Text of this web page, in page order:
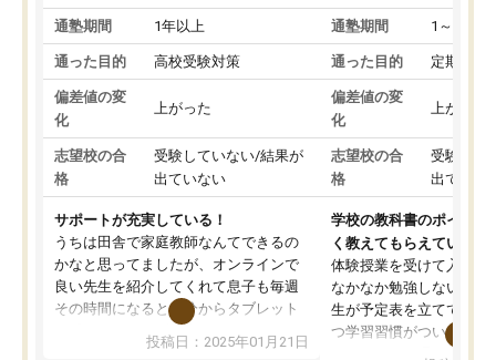
通塾期間 1年以上
通った目的 高校受験対策
偏差値の変
化
上がった
志望校の合
格
受験していない/結果が
出ていない
サポートが充実している！
うちは田舎で家庭教師なんてできるの
かなと思ってましたが、オンラインで
良い先生を紹介してくれて息子も毎週
その時間になると自分からタブレット
を開いてzoomを繋げるようになりまし
た！5科目なんでもOKなのもとても気
投稿日：2025年01月21日
通塾期間 1～3ヵ月
通った目的 定期テス
偏差値の変
化
上がった
志望校の合
格
受験して
出ていな
学校の教科書のポイント
く教えてもらえている
体験授業を受けて入塾し
なかなか勉強しない息子
生が予定表を立ててくれ
つ学習習慣がついてきま